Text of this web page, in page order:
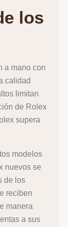
los
a mano con
calidad
limitan
de Rolex
supera
modelos
nuevos se
de los
reciben
manera
a sus